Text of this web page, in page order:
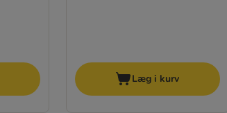
Læg i kurv